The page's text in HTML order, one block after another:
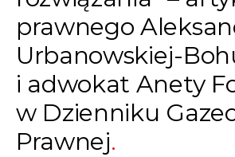
prawnego
Urbanowskiej-
i adwokat Anety
w Dzienniku
Prawnej